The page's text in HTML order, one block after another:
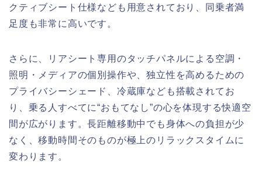
クティブシート仕様なども用意されており、同乗者満
足度も非常に高いです。
さらに、リアシート専用のタッチパネルによる空調・
照明・メディアの個別操作や、独立性を高めるための
プライバシーシェード、冷蔵庫なども搭載されてお
り、乗る人すべてに“おもてなし”の心を体現する快適空
間が広がります。長距離移動中でも身体への負担が少
なく、移動時間そのものが極上のリラックスタイムに
変わります。